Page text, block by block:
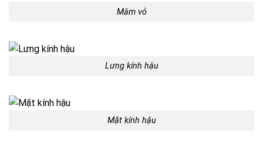
Mâm vỏ
Lưng kính hậu
Mặt kính hậu